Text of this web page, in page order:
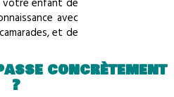
avec
et de
concrètement
?